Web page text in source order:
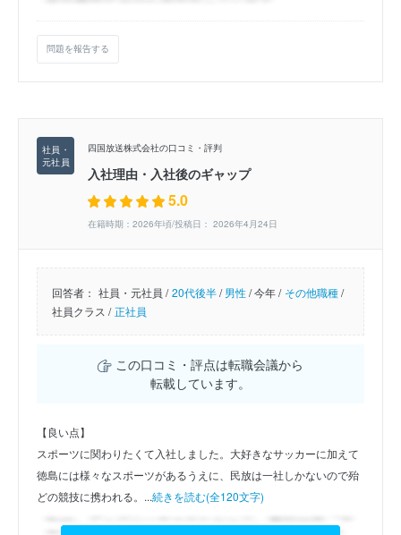
問題を報告する
四国放送株式会社の口コミ・評判
入社理由・入社後のギャップ
5.0
在籍時期：2026年頃/投稿日： 2026年4月24日
回答者： 社員・元社員 / 20代後半/男性/今年 / その他職種/
社員クラス / 正社員
この口コミ・評点は転職会議から
転載しています。
【良い点】
スポーツに関わりたくて入社しました。大好きなサッカーに加えて
徳島には様々なスポーツがあるうえに、民放は一社しかないので殆
どの競技に携われる。...続きを読む(全120文字)